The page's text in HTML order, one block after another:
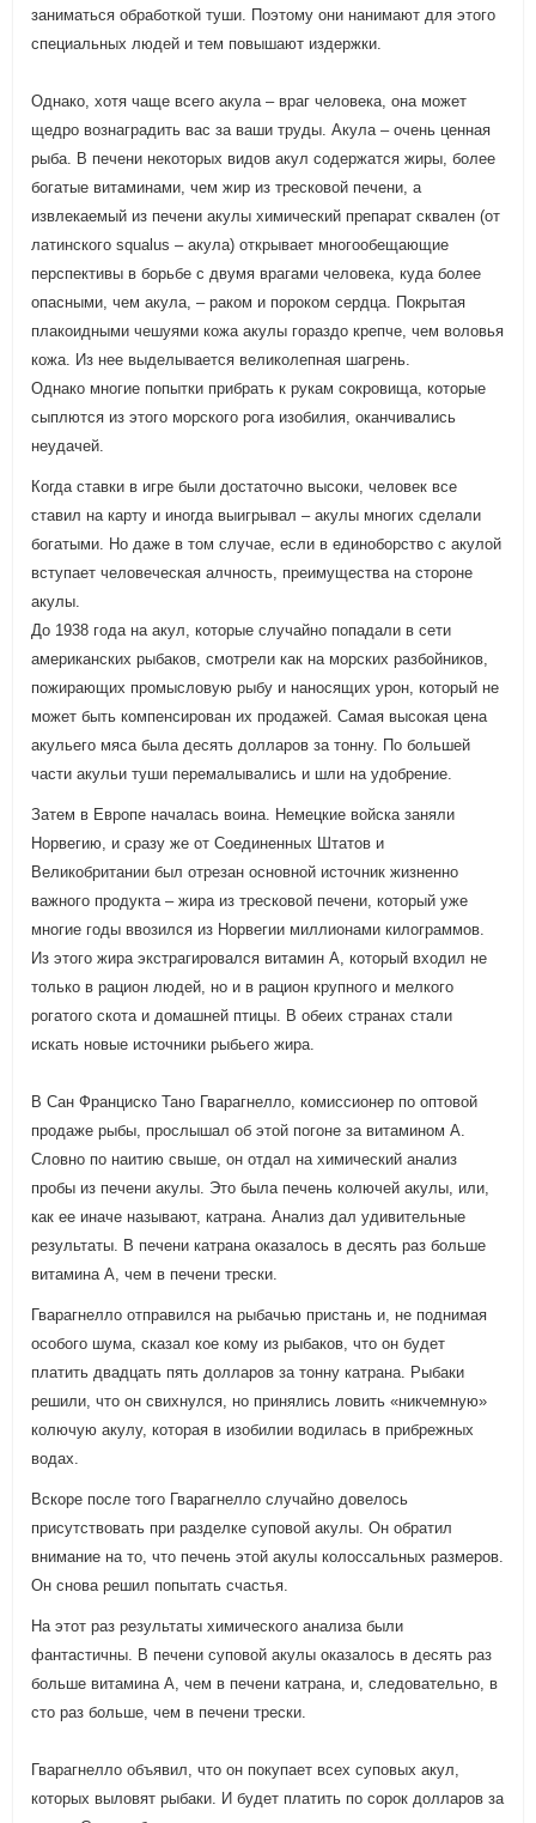
заниматься обработкой туши. Поэтому они нанимают для этого
специальных людей и тем повышают издержки.
Однако, хотя чаще всего акула – враг человека, она может
щедро вознаградить вас за ваши труды. Акула – очень ценная
рыба. В печени некоторых видов акул содержатся жиры, более
богатые витаминами, чем жир из тресковой печени, а
извлекаемый из печени акулы химический препарат сквален (от
латинского squalus – акула) открывает многообещающие
перспективы в борьбе с двумя врагами человека, куда более
опасными, чем акула, – раком и пороком сердца. Покрытая
плакоидными чешуями кожа акулы гораздо крепче, чем воловья
кожа. Из нее выделывается великолепная шагрень.
Однако многие попытки прибрать к рукам сокровища, которые
сыплются из этого морского рога изобилия, оканчивались
неудачей.
Когда ставки в игре были достаточно высоки, человек все
ставил на карту и иногда выигрывал – акулы многих сделали
богатыми. Но даже в том случае, если в единоборство с акулой
вступает человеческая алчность, преимущества на стороне
акулы.
До 1938 года на акул, которые случайно попадали в сети
американских рыбаков, смотрели как на морских разбойников,
пожирающих промысловую рыбу и наносящих урон, который не
может быть компенсирован их продажей. Самая высокая цена
акульего мяса была десять долларов за тонну. По большей
части акульи туши перемалывались и шли на удобрение.
Затем в Европе началась воина. Немецкие войска заняли
Норвегию, и сразу же от Соединенных Штатов и
Великобритании был отрезан основной источник жизненно
важного продукта – жира из тресковой печени, который уже
многие годы ввозился из Норвегии миллионами килограммов.
Из этого жира экстрагировался витамин А, который входил не
только в рацион людей, но и в рацион крупного и мелкого
рогатого скота и домашней птицы. В обеих странах стали
искать новые источники рыбьего жира.
В Сан Франциско Тано Гварагнелло, комиссионер по оптовой
продаже рыбы, прослышал об этой погоне за витамином А.
Словно по наитию свыше, он отдал на химический анализ
пробы из печени акулы. Это была печень колючей акулы, или,
как ее иначе называют, катрана. Анализ дал удивительные
результаты. В печени катрана оказалось в десять раз больше
витамина А, чем в печени трески.
Гварагнелло отправился на рыбачью пристань и, не поднимая
особого шума, сказал кое кому из рыбаков, что он будет
платить двадцать пять долларов за тонну катрана. Рыбаки
решили, что он свихнулся, но принялись ловить «никчемную»
колючую акулу, которая в изобилии водилась в прибрежных
водах.
Вскоре после того Гварагнелло случайно довелось
присутствовать при разделке суповой акулы. Он обратил
внимание на то, что печень этой акулы колоссальных размеров.
Он снова решил попытать счастья.
На этот раз результаты химического анализа были
фантастичны. В печени суповой акулы оказалось в десять раз
больше витамина А, чем в печени катрана, и, следовательно, в
сто раз больше, чем в печени трески.
Гварагнелло объявил, что он покупает всех суповых акул,
которых выловят рыбаки. И будет платить по сорок долларов за